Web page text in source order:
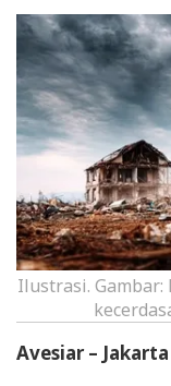
Ilustrasi. Gambar:
Avesiar – Jakarta